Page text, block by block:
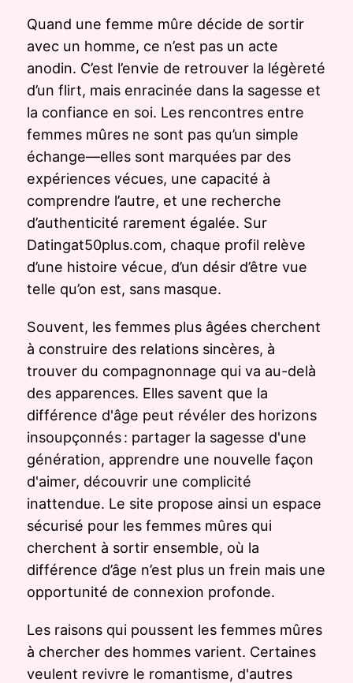
Quand une femme mûre décide de sortir
avec un homme, ce n’est pas un acte
anodin. C’est l’envie de retrouver la légèreté
d’un flirt, mais enracinée dans la sagesse et
la confiance en soi. Les rencontres entre
femmes mûres ne sont pas qu’un simple
échange—elles sont marquées par des
expériences vécues, une capacité à
comprendre l’autre, et une recherche
d’authenticité rarement égalée. Sur
Datingat50plus.com, chaque profil relève
d’une histoire vécue, d’un désir d’être vue
telle qu’on est, sans masque.
Souvent, les femmes plus âgées cherchent
à construire des relations sincères, à
trouver du compagnonnage qui va au-delà
des apparences. Elles savent que la
différence d'âge peut révéler des horizons
insoupçonnés : partager la sagesse d'une
génération, apprendre une nouvelle façon
d'aimer, découvrir une complicité
inattendue. Le site propose ainsi un espace
sécurisé pour les femmes mûres qui
cherchent à sortir ensemble, où la
différence d’âge n’est plus un frein mais une
opportunité de connexion profonde.
Les raisons qui poussent les femmes mûres
à chercher des hommes varient. Certaines
veulent revivre le romantisme, d'autres